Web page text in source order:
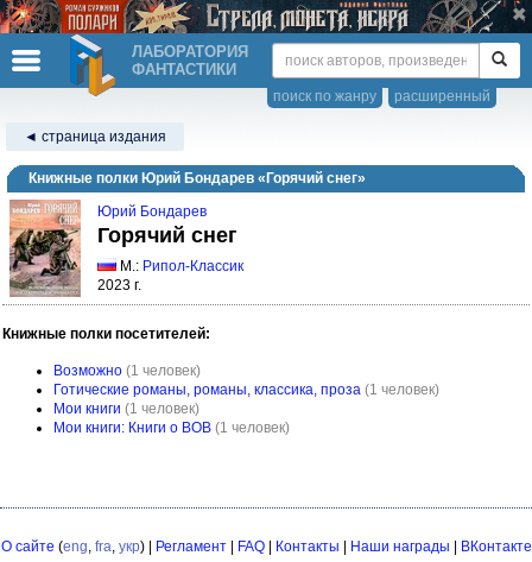
ЛАБОРАТОРИЯ
ФАНТАСТИКИ
расширенный
поиск по жанру
◄ страница издания
Книжные полки Юрий Бондарев «Горячий снег»
Юрий Бондарев
Горячий снег
М.: Рипол-Классик
2023 г.
Книжные полки посетителей:
Возможно (1 человек)
Готические романы, романы, классика, проза (1 человек)
Мои книги (1 человек)
Мои книги: Книги о ВОВ (1 человек)
О сайте (eng, fra, укр) | Регламент| FAQ| Контакты Наши награды
ВКонтакте